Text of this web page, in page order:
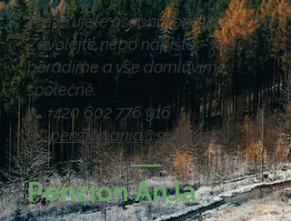
Preferujete osobní kontakt?
Zavolejte nebo napište – rádi
poradíme a vše domluvíme
společně.
📞 +420 602 776 916
✉️penzion.anja@seznam.cz
Penzion AnJa